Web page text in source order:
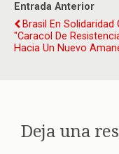
Entrada Anterior
Brasil En Solidaridad
"Caracol De
Hacia Un Nuevo
Deja una